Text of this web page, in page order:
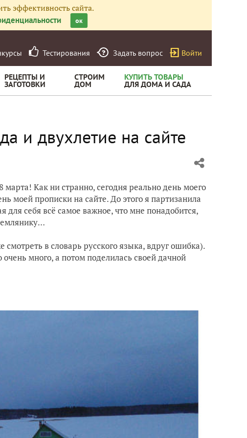
эффективность сайта.
ок
Тестирования Задать вопрос Войти
РЕЦЕПТЫ И
ЗАГОТОВКИ
СТРОИМ
ДОМ
КУПИТЬ ТОВАРЫ
ДЛЯ ДОМА И САДА
и двухлетие на сайте
Как ни странно, сегодня реально день моего
моей прописки на сайте. До этого я партизанила
для себя всё самое важное, что мне понадобится,
в словарь русского языка, вдруг ошибка).
много, а потом поделилась своей дачной